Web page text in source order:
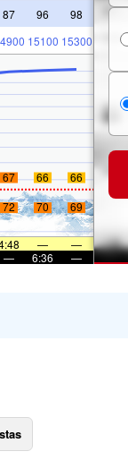
87 96 98
15100 15300
67 66
66
72 70 69
—
—
— 6:36 —